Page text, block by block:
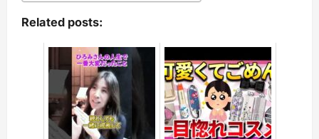
Related posts: